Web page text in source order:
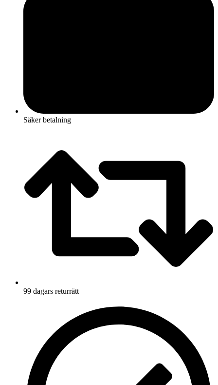
Säker betalning
99 dagars returrätt